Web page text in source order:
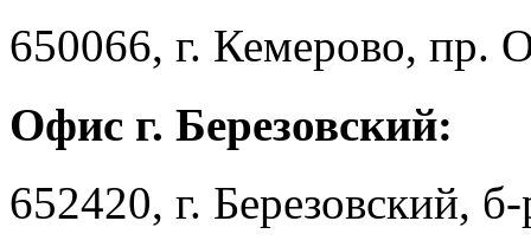
650066, г. Кемерово, пр.
Офис г. Березовский:
652420, г. Березовский,